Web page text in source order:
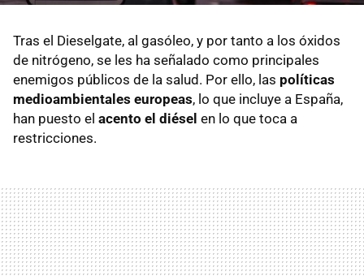
Tras el Dieselgate, al gasóleo, y por tanto a los óxidos
de nitrógeno, se les ha señalado como principales
enemigos públicos de la salud. Por ello, las políticas
medioambientales europeas, lo que incluye a España,
han puesto el acento el diésel en lo que toca a
restricciones.